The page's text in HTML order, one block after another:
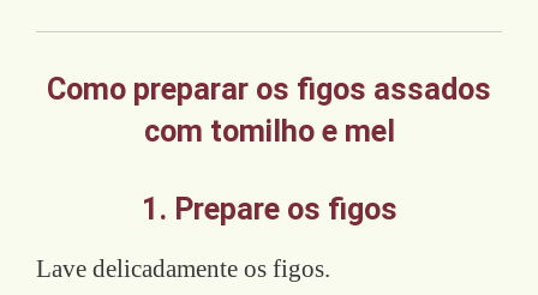
Como preparar os figos assados
com tomilho e mel
1. Prepare os figos
Lave delicadamente os figos.